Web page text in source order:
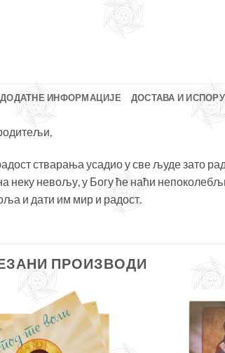
ДОДАТНЕ ИНФОРМАЦИЈЕ ДОСТАВА И
стварања усадио у све људе зато
неку невољу, у Богу ће наћи
и дати им мир и радост.
ПРОИЗВОДИ
Додајте
у листу
жеља